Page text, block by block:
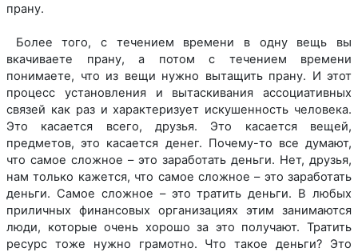
прану.
Более того, с течением времени в одну вещь вы
вкачиваете прану, а потом с течением времени
понимаете, что из вещи нужно вытащить прану. И этот
процесс установления и вытаскивания ассоциативных
связей как раз и характеризует искушенность человека.
Это касается всего, друзья. Это касается вещей,
предметов, это касается денег. Почему-то все думают,
что самое сложное – это заработать деньги. Нет, друзья,
нам только кажется, что самое сложное – это заработать
деньги. Самое сложное – это тратить деньги. В любых
приличных финансовых организациях этим занимаются
люди, которые очень хорошо за это получают. Тратить
ресурс тоже нужно грамотно. Что такое деньги? Это